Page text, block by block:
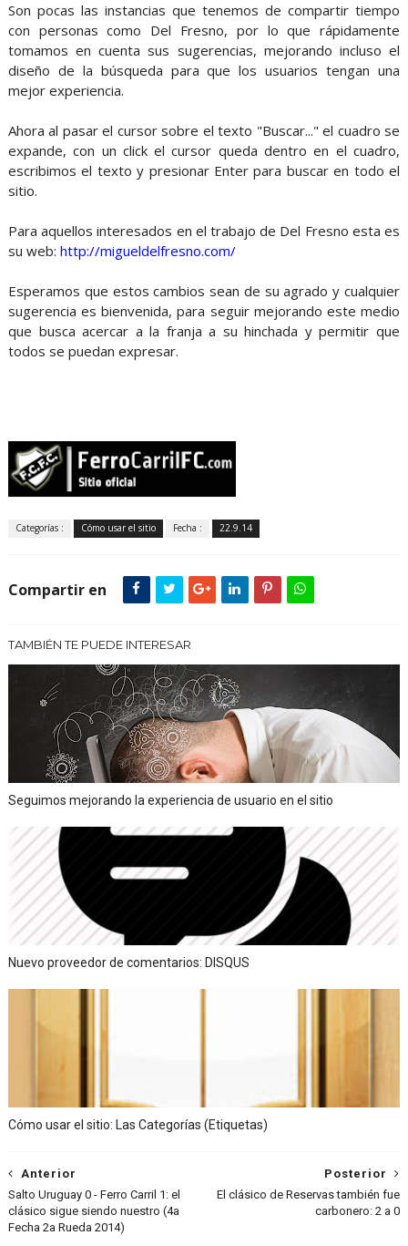
Son pocas las instancias que tenemos de compartir tiempo
con personas como Del Fresno, por lo que rápidamente
tomamos en cuenta sus sugerencias, mejorando incluso el
diseño de la búsqueda para que los usuarios tengan una
mejor experiencia.
Ahora al pasar el cursor sobre el texto "Buscar..." el cuadro se
expande, con un click el cursor queda dentro en el cuadro,
escribimos el texto y presionar Enter para buscar en todo el
sitio.
Para aquellos interesados en el trabajo de Del Fresno esta es
su web: http://migueldelfresno.com/
Esperamos que estos cambios sean de su agrado y cualquier
sugerencia es bienvenida, para seguir mejorando este medio
que busca acercar a la franja a su hinchada y permitir que
todos se puedan expresar.
Categorías : Cómo usar el sitio Fecha : 22.9.14
Compartir en
TAMBIÉN TE PUEDE INTERESAR
Seguimos mejorando la experiencia de usuario en el sitio
Nuevo proveedor de comentarios: DISQUS
Cómo usar el sitio: Las Categorías (Etiquetas)
Posterior
El clásico de Reservas también fue
carbonero: 2 a 0
Anterior
Salto Uruguay 0 - Ferro Carril 1: el
clásico sigue siendo nuestro (4a
Fecha 2a Rueda 2014)